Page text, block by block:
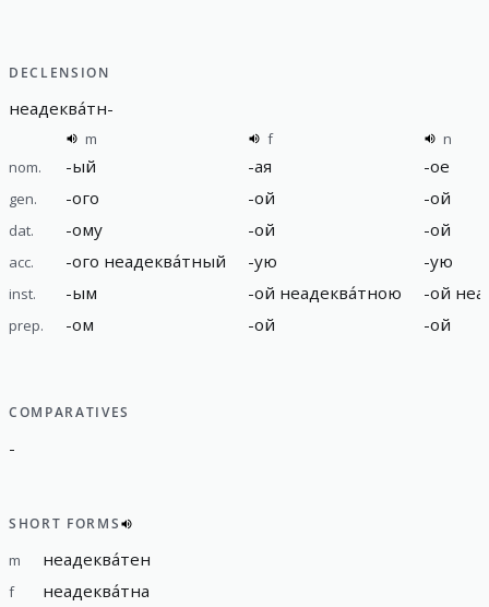
DECLENSION
неадеква́тн-
m f
n
nom.
-ый -ая -ое
gen. -ого -ой -ой
dat. -ому -ой -ой
acc. -ого неадеква́тный -ую -ую
inst. -ым -ой неадеква́тною -ой
prep. -ом -ой -ой
COMPARATIVES
-
SHORT FORMS
m неадеква́тен
f неадеква́тна